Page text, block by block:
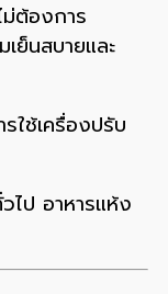
ต้องการ
ย็นสบายและ
ใช้เครื่องปรับ
ไป อาหารแห้ง